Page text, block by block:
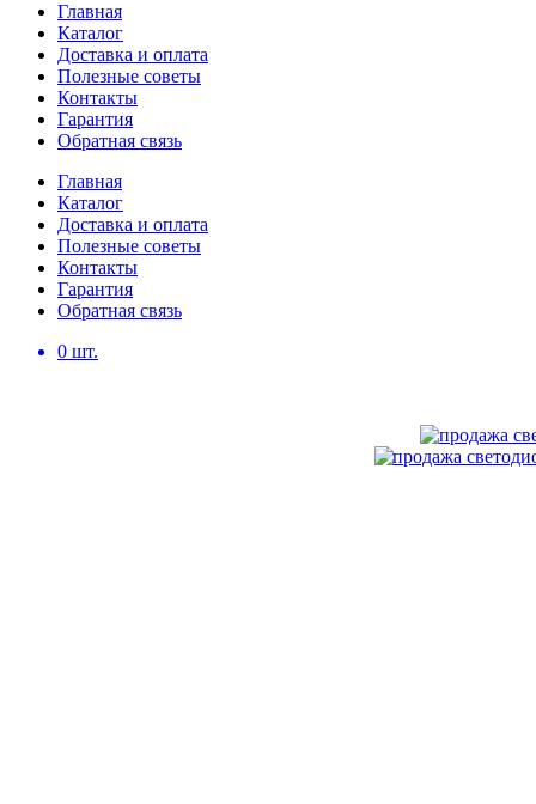
Главная
Каталог
Доставка и оплата
Полезные советы
Контакты
Гарантия
Обратная связь
Главная
Каталог
Доставка и оплата
Полезные советы
Контакты
Гарантия
Обратная связь
0 шт.